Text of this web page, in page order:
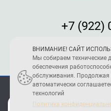
+7 (922)
Мы
ВНИМАНИЕ! САЙТ
Мы собираем технические
обеспечения
обслуживания. Продолжая
автоматически
технологий
Политика
ПОЛИТИКА
2005 - 2026